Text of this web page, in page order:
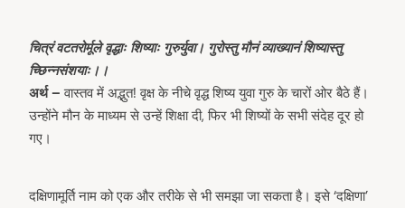
चित्रं वटतरोर्मूले वृद्धाः शिष्याः गुरुर्युवा। गुरोस्तु मौनं व्याख्यानं शिष्यास्तु
च्छिन्नसंशयाः।।
अर्थ – वास्तव में अद्भुत! वृक्ष के नीचे वृद्ध शिष्य युवा गुरु के चारों ओर बैठे हैं।
उन्होंने मौन के माध्यम से उन्हें शिक्षा दी, फिर भी शिष्यों के सभी संदेह दूर हो
गए।
दक्षिणामूर्ति नाम को एक और तरीके से भी समझा जा सकता है। इसे ‘दक्षिणा’